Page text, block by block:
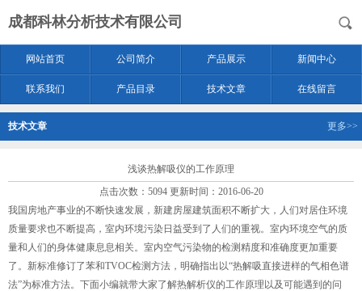
成都科林分析技术有限公司
网站首页 公司简介 产品展示 新闻中心
联系我们 产品目录 技术文章 在线留言
技术文章 更多>>
浅谈热解吸仪的工作原理
点击次数：5094 更新时间：2016-06-20
我国房地产事业的不断快速发展，新建房屋建筑面积不断扩大，人们对居住环境
质量要求也不断提高，室内环境污染日益受到了人们的重视。室内环境空气的质
量和人们的身体健康息息相关。室内空气污染物的检测精度和准确度更加重要
了。新标准修订了苯和TVOC检测方法，明确指出以“热解吸直接进样的气相色谱
法”为标准方法。下面小编就带大家了解热解析仪的工作原理以及可能遇到的问